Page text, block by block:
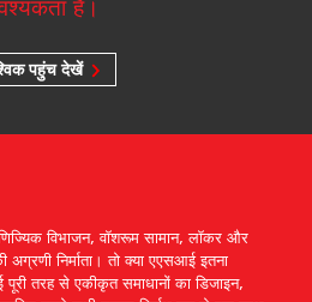
है।
पहुंच देखें
विभाजन, वॉशरूम सामान, लॉकर और
अग्रणी निर्माता। तो क्या एएसआई इतना
पूरी तरह से एकीकृत समाधानों का डिजाइन,